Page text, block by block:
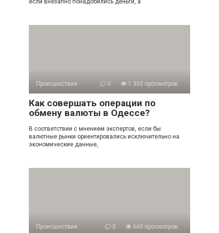
если внезапно понадобились деньги, а
Происшествия 0 1 302 просмотров
Как совершать операции по
обмену валюты в Одессе?
В соответствии с мнением экспертов, если бы
валютные рынки ориентировались исключительно на
экономические данные,
Происшествия 0 660 просмотров